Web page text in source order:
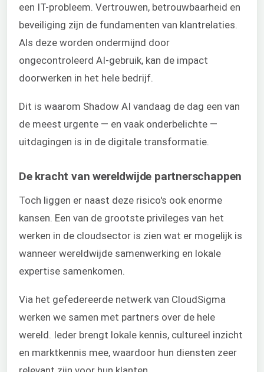
een IT-probleem. Vertrouwen, betrouwbaarheid en
beveiliging zijn de fundamenten van klantrelaties.
Als deze worden ondermijnd door
ongecontroleerd AI-gebruik, kan de impact
doorwerken in het hele bedrijf.
Dit is waarom Shadow AI vandaag de dag een van
de meest urgente — en vaak onderbelichte —
uitdagingen is in de digitale transformatie.
De kracht van wereldwijde partnerschappen
Toch liggen er naast deze risico's ook enorme
kansen. Een van de grootste privileges van het
werken in de cloudsector is zien wat er mogelijk is
wanneer wereldwijde samenwerking en lokale
expertise samenkomen.
Via het gefedereerde netwerk van CloudSigma
werken we samen met partners over de hele
wereld. Ieder brengt lokale kennis, cultureel inzicht
en marktkennis mee, waardoor hun diensten zeer